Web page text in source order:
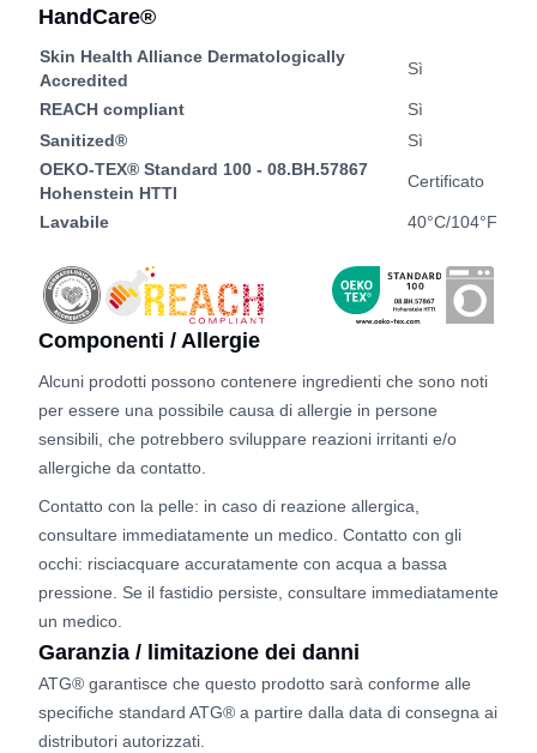
HandCare®
Skin Health Alliance Dermatologically
Accredited
Sì
REACH compliant
Sì
Sanitized®
Sì
OEKO-TEX® Standard 100 - 08.BH.57867
Hohenstein HTTI
Certificato
Lavabile 40°C/104°F
Componenti / Allergie
Alcuni prodotti possono contenere ingredienti che sono noti
per essere una possibile causa di allergie in persone
sensibili, che potrebbero sviluppare reazioni irritanti e/o
allergiche da contatto.
Contatto con la pelle: in caso di reazione allergica,
consultare immediatamente un medico. Contatto con gli
occhi: risciacquare accuratamente con acqua a bassa
pressione. Se il fastidio persiste, consultare immediatamente
un medico.
Garanzia / limitazione dei danni
ATG® garantisce che questo prodotto sarà conforme alle
specifiche standard ATG® a partire dalla data di consegna ai
distributori autorizzati.